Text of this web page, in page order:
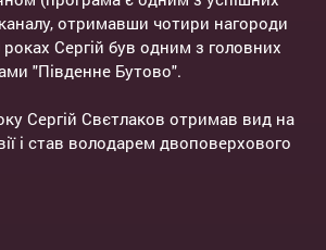
отримавши чотири нагороди
Сергій був одним з головних
"Південне Бутово".
Сергій Свєтлаков отримав вид на
і став володарем двоповерхового